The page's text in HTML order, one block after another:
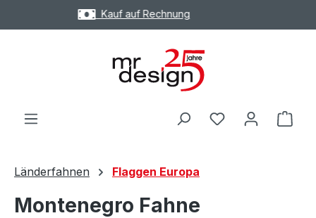
Zum Hauptinhalt springenExpress Versand möglich
Länderfahnen Flaggen Europa
Montenegro Fahne